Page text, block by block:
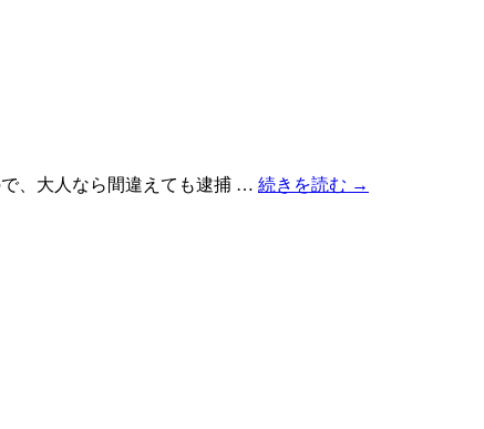
、大人なら間違えても逮捕 … 続きを読む →